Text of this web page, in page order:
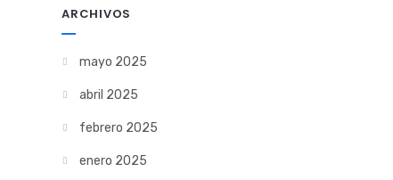
ARCHIVOS
mayo 2025
abril 2025
febrero 2025
enero 2025